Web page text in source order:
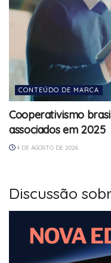
CONTEÚDO DE MARCA
Cooperativismo
associados em 2025
4 DE AGOSTO DE 2026
Discussão